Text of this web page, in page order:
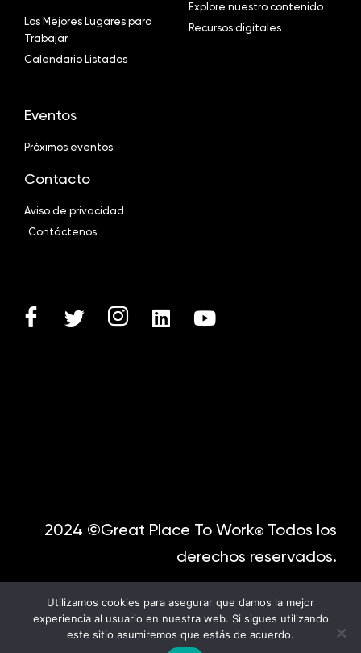
Los Mejores Lugares para
Trabajar
Calendario Listados
Explore nuestro contenido
Recursos digitales
Eventos
Próximos eventos
Contacto
Aviso de privacidad
Contáctenos
2024 ©Great Place To Work® Todos los
derechos reservados.
English
Utilizamos cookies para asegurar que damos la mejor
experiencia al usuario en nuestra web. Si sigues utilizando
este sitio asumiremos que estás de acuerdo.